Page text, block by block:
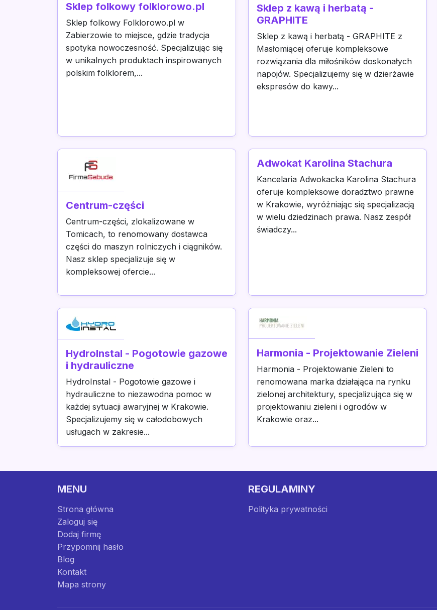
Sklep folkowy folklorowo.pl
Sklep folkowy Folklorowo.pl w
Zabierzowie to miejsce, gdzie tradycja
spotyka nowoczesność. Specjalizując się
w unikalnych produktach inspirowanych
polskim folklorem,...
Sklep z kawą i herbatą -
GRAPHITE
Sklep z kawą i herbatą - GRAPHITE z
Masłomiącej oferuje kompleksowe
rozwiązania dla miłośników doskonałych
napojów. Specjalizujemy się w dzierżawie
ekspresów do kawy...
Centrum-części
Centrum-części, zlokalizowane w
Tomicach, to renomowany dostawca
części do maszyn rolniczych i ciągników.
Nasz sklep specjalizuje się w
kompleksowej ofercie...
Adwokat Karolina Stachura
Kancelaria Adwokacka Karolina Stachura
oferuje kompleksowe doradztwo prawne
w Krakowie, wyróżniając się specjalizacją
w wielu dziedzinach prawa. Nasz zespół
świadczy...
HydroInstal - Pogotowie gazowe
i hydrauliczne
HydroInstal - Pogotowie gazowe i
hydrauliczne to niezawodna pomoc w
każdej sytuacji awaryjnej w Krakowie.
Specjalizujemy się w całodobowych
usługach w zakresie...
Harmonia - Projektowanie Zieleni
Harmonia - Projektowanie Zieleni to
renomowana marka działająca na rynku
zielonej architektury, specjalizująca się w
projektowaniu zieleni i ogrodów w
Krakowie oraz...
MENU
Strona główna
Zaloguj się
Dodaj firmę
Przypomnij hasło
Blog
Kontakt
Mapa strony
REGULAMINY
Polityka prywatności